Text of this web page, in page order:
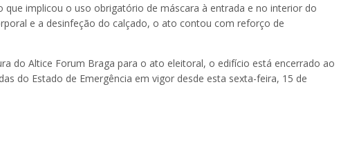
que implicou o uso obrigatório de máscara à entrada e no interior do
e a desinfeção do calçado, o ato contou com reforço de
do Altice Forum Braga para o ato eleitoral, o edifício está encerrado ao
do Estado de Emergência em vigor desde esta sexta-feira, 15 de